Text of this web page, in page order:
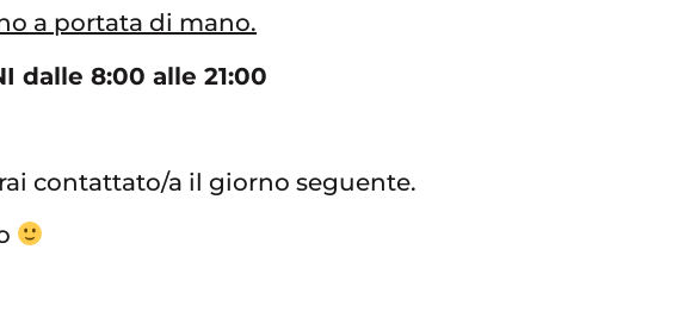
a portata di mano.
dalle 8:00 alle 21:00
contattato/a il giorno seguente.